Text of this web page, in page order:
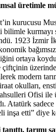
üretimle
kurucusu
bilimle kurmayı
1923 İzmir
ortaya
çiftçinin
modern
okulları,
Ofisi ile
Atatürk
inşa etti” diye
tarımı